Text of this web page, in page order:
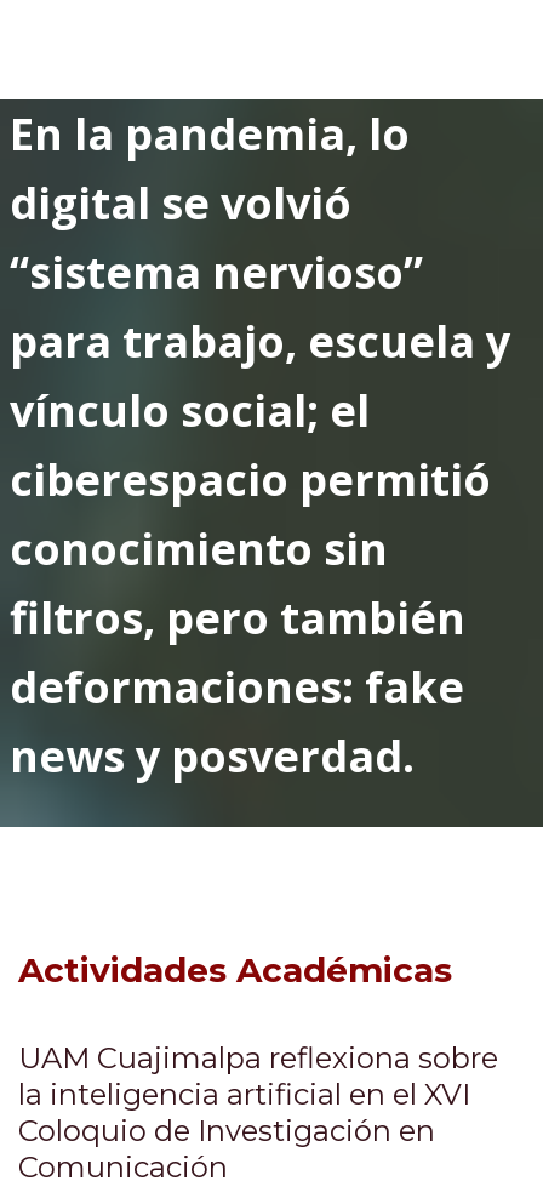
En la pandemia, lo
digital se volvió
“sistema nervioso”
para trabajo, escuela y
vínculo social; el
ciberespacio permitió
conocimiento sin
filtros, pero también
deformaciones: fake
news y posverdad.
Actividades Académicas
UAM Cuajimalpa reflexiona sobre
la inteligencia artificial en el XVI
Coloquio de Investigación en
Comunicación